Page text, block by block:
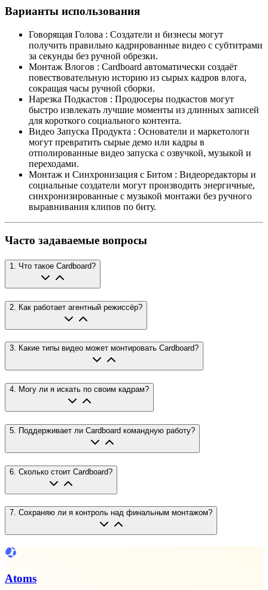
Варианты использования
Говорящая Голова : Создатели и бизнесы могут
получить правильно кадрированные видео с субтитрами
за секунды без ручной обрезки.
Монтаж Влогов : Cardboard автоматически создаёт
повествовательную историю из сырых кадров влога,
сокращая часы ручной сборки.
Нарезка Подкастов : Продюсеры подкастов могут
быстро извлекать лучшие моменты из длинных записей
для короткого социального контента.
Видео Запуска Продукта : Основатели и маркетологи
могут превратить сырые демо или кадры в
отполированные видео запуска с озвучкой, музыкой и
переходами.
Монтаж и Синхронизация с Битом : Видеоредакторы и
социальные создатели могут производить энергичные,
синхронизированные с музыкой монтажи без ручного
выравнивания клипов по биту.
Часто задаваемые вопросы
1 Что такое Cardboard?
2 Как работает агентный режиссёр?
3. Какие типы видео может монтировать Cardboard?
4. Могу ли я искать по своим кадрам?
5 Поддерживает ли Cardboard командную работу?
6 Сколько стоит Cardboard?
7. Сохраняю ли я контроль над финальным монтажом?
Atoms